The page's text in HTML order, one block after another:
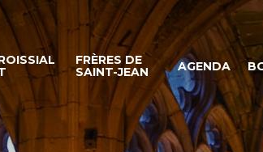
FRÈRES DE
SAINT-JEAN
AGENDA